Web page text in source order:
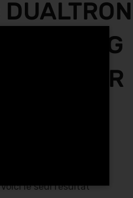
LONG
MOTEUR
Voici le seul résultat